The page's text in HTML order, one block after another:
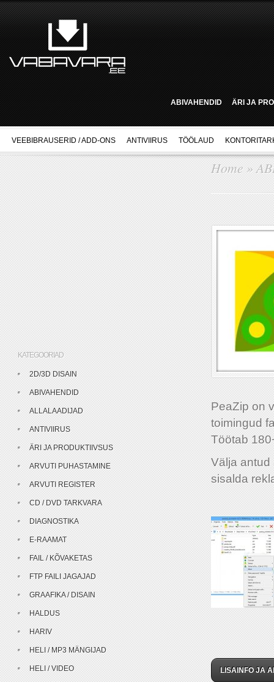
ABIVAHENDID ÄRI JA
VEEBIBRAUSERID / ADD-ONS ANTIVIIRUS TÖÖLAUD
Home »
PeaZip on
toimingud
Töötab
Välja antud
sisalda
LISAINFO JA
KATEGOORIAD
2D/3D DISAIN
ABIVAHENDID
ALLALAADIJAD
ANTIVIIRUS
ÄRI JA PRODUKTIIVSUS
ARVUTI PUHASTAMINE
ARVUTI REGISTER
CD / DVD TARKVARA
DIAGNOSTIKA
E-RAAMAT
FAIL / KÕVAKETAS
FTP FAILI JAGAJAD
GRAAFIKA / DISAIN
HALDUS
HARIV
HELI / MP3 MÄNGIJAD
HELI / VIDEO